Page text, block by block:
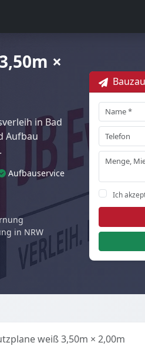
×
in Bad
Aufbau
Aufbauservice
in NRW
Ich
weiß 3,50m × 2,00m